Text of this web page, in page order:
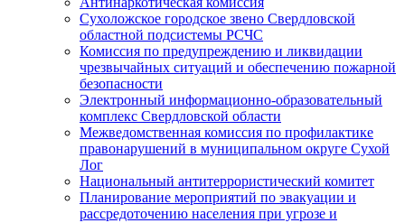
Сухоложское городское звено Свердловской
областной подсистемы РСЧС
Комиссия по предупреждению и ликвидации
чрезвычайных ситуаций и обеспечению пожарной
безопасности
Электронный информационно-образовательный
комплекс Cвердловской области
Межведомственная комиссия по профилактике
правонарушений в муниципальном округе Сухой
Лог
Национальный антитеррористический комитет
Планирование мероприятий по эвакуации и
рассредоточению населения при угрозе и